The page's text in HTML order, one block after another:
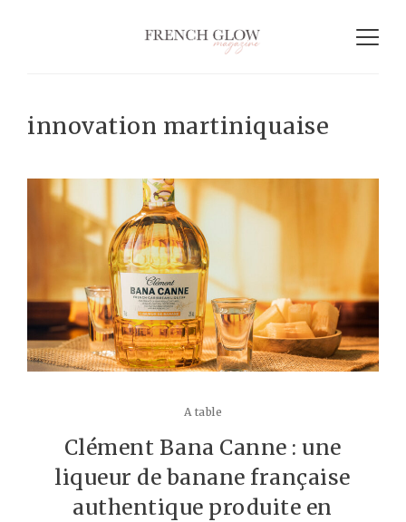
innovation martiniquaise
A table
Clément Bana Canne : une
liqueur de banane française
authentique produite en